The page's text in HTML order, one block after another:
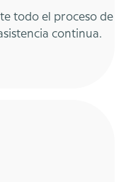
todo el proceso de
continua.